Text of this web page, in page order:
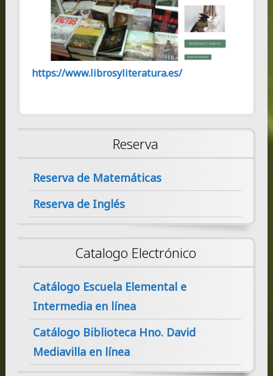
https://www.librosyliteratura.es/
Reserva
Reserva de Matemáticas
Reserva de Inglés
Catalogo Electrónico
Catálogo Escuela Elemental e
Intermedia en línea
Catálogo Biblioteca Hno. David
Mediavilla en línea